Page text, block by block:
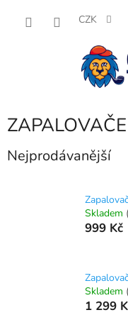
CZK
Nejprodávanější
Skladem
999 Kč
Skladem
1 299